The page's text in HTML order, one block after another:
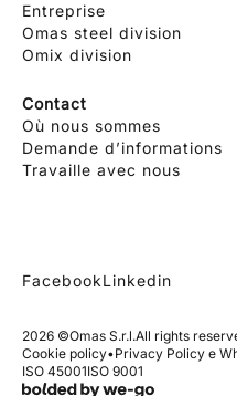
Entreprise
Omas steel division
Omix division
Contact
Où nous sommes
Demande d’informations
Travaille avec nous
FacebookLinkedin
2026 ©Omas S.r.l.All rights
Cookie policy•Privacy Policy e
ISO 45001ISO 9001